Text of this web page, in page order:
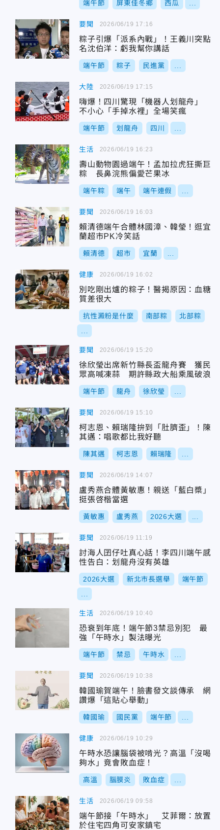
端午節 屏東佳冬鄉 西瓜
要聞
粽子引爆「派系內戰」！王義川突點
名沈伯洋：虧我幫你講話
端午節 粽子 民進黨
2026/06/19 17:16
大陸
嗨爆！四川驚現「機器人划龍舟」
不小心「手掉水裡」全場笑瘋
端午節 划龍舟 四川
2026/06/19 17:15
生活
壽山動物園過端午！孟加拉虎狂撕巨
粽 長鼻浣熊偏愛芒果冰
端午粽 端午 端午連假
2026/06/19 16:23
要聞
賴清德端午合體林國漳、韓瑩！逛宜
蘭超市PK冷笑話
賴清德 超市 宜蘭
2026/06/19 16:03
健康
別吃剛出爐的粽子！醫揭原因：血糖
質差很大
抗性澱粉是什麼 南部粽 北部粽
2026/06/19 16:02
要聞
徐欣瑩出席新竹縣長盃龍舟賽 獲民
眾高喊凍蒜 期許縣政大船乘風破浪
端午節 龍舟 徐欣瑩
2026/06/19 15:20
要聞
柯志恩、賴瑞隆拚到「肚臍歪」！陳
其邁：唱歌都比我好聽
陳其邁 柯志恩 賴瑞隆
2026/06/19 15:10
要聞
盧秀燕合體黃敏惠！親送「藍白槳」
挺張啓楷當選
黃敏惠 盧秀燕 2026大選
2026/06/19 14:07
要聞
討海人囝仔吐真心話！李四川端午感
性告白：划龍舟沒有英雄
2026大選 新北市長選舉 端午節
2026/06/19 11:19
生活
恐衰到年底！端午節3禁忌別犯 最
強「午時水」製法曝光
端午節 禁忌 午時水
2026/06/19 10:40
要聞
韓國瑜賀端午！臉書發文談傳承 網
讚爆「這貼心舉動」
韓國瑜 國民黨 端午節
2026/06/19 10:38
健康
午時水恐讓腦袋被啃光？高溫「沒喝
夠水」竟會敗血症！
高溫 腦膜炎 敗血症
2026/06/19 10:29
生活
端午節接「午時水」 艾菲爾：放置
於住宅四角可安家鎮宅
2026/06/19 09:58